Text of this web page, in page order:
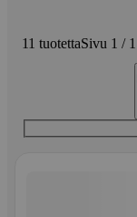
11 tuotettaSivu 1 / 1